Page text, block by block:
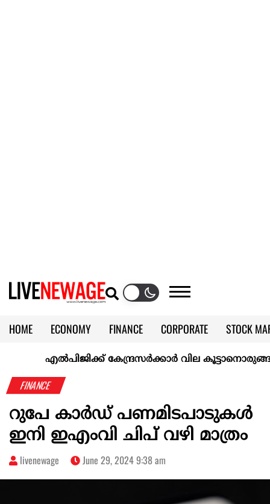
HOME ECONOMY FINANCE CORPORATE
STOCK
CALENDAR
KERALA @70
എല്‍പിജിക്ക് കേന്ദ്രസർക്കാർ വില
FINANCE
റുപേ കാർഡ് പണമിടപാടുകൾ
ഇനി ഇഎംവി ചിപ് വഴി മാത്രം
livenewage June 29, 2024 9:38 am